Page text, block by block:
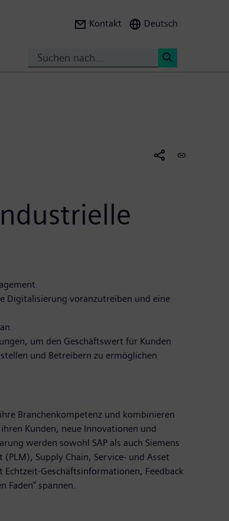
Kontakt Deutsch
Digitalisierung voranzutreiben und eine
um den Geschäftswert für Kunden
und Betreibern zu ermöglichen
Branchenkompetenz und kombinieren
Kunden, neue Innovationen und
werden sowohl SAP als auch Siemens
Supply Chain, Service- und Asset
Geschäftsinformationen, Feedback
spannen.